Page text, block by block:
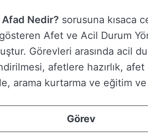
Nedir? sorusuna kısaca
Afet ve Acil Durum
Görevleri arasında acil
afetlere hazırlık,
arama kurtarma ve eğitim
Görev